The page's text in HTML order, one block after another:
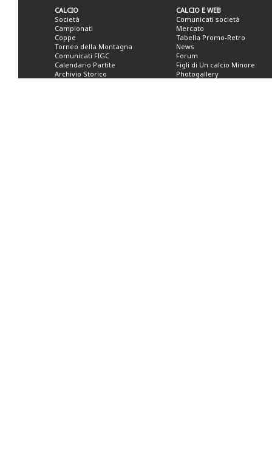
CALCIO
Società
Campionati
Coppe
Torneo della Montagna
Comunicati FIGC
Calendario Partite
Archivio Storico
CALCIO E WEB
Comunicati società
Mercato
Tabella Promo-Retro
News
Forum
Figli di Un calcio Minore
Photogallery